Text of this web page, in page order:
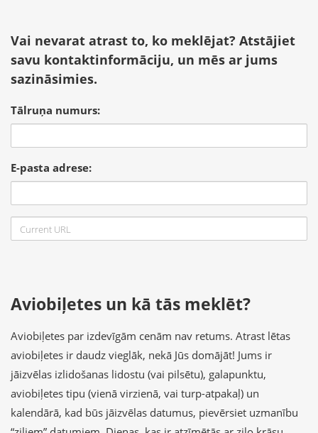
Vai nevarat atrast to, ko meklējat? Atstājiet
savu kontaktinformāciju, un mēs ar jums
sazināsimies.
Tālruņa numurs:
E-pasta adrese:
Aviobiļetes un kā tās meklēt?
Aviobiļetes par izdevīgām cenām nav retums. Atrast lētas
aviobiļetes ir daudz vieglāk, nekā Jūs domājāt! Jums ir
jāizvēlas izlidošanas lidostu (vai pilsētu), galapunktu,
aviobiļetes tipu (vienā virzienā, vai turp-atpakaļ) un
kalendārā, kad būs jāizvēlas datumus, pievērsiet uzmanību